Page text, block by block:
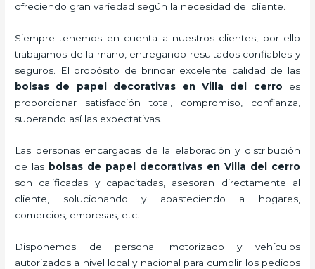
ofreciendo gran variedad según la necesidad del cliente.
Siempre tenemos en cuenta a nuestros clientes, por ello
trabajamos de la mano, entregando resultados confiables y
seguros. El propósito de brindar excelente calidad de las
bolsas de papel decorativas en Villa del cerro es
proporcionar satisfacción total, compromiso, confianza,
superando así las expectativas.
Las personas encargadas de la elaboración y distribución
de las bolsas de papel decorativas en Villa del cerro
son calificadas y capacitadas, asesoran directamente al
cliente, solucionando y abasteciendo a hogares,
comercios, empresas, etc.
Disponemos de personal motorizado y vehículos
autorizados a nivel local y nacional para cumplir los pedidos